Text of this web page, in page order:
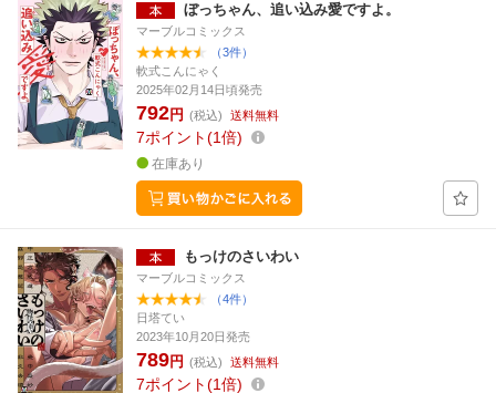
ぼっちゃん、追い込み愛ですよ。
マーブルコミックス
（3件）
軟式こんにゃく
2025年02月14日頃発売
792円 (税込) 送料無料
7ポイント 1倍
在庫あり
もっけのさいわい
マーブルコミックス
（4件）
日塔てい
2023年10月20日発売
789円 (税込) 送料無料
7ポイント 1倍